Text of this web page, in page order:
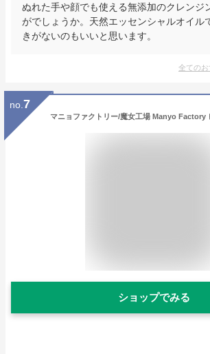
ぬれた手や顔でも使える無添加のクレンジ
がでしょうか。天然エッセンシャルオイル
きがないのもいいと思います。
全てのお
no. 7
ショップでみる